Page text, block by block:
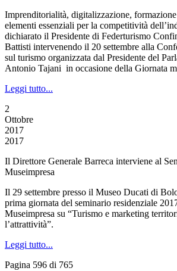
Imprenditorialità, digitalizzazione,
elementi essenziali per la competitività
dichiarato il Presidente di Federturismo
Battisti intervenendo il 20 settembre alla
sul turismo organizzata dal Presidente del
Antonio Tajani in occasione della Giornata
Leggi tutto...
2
Ottobre
2017
2017
Il Direttore Generale Barreca interviene al
Museimpresa
Il 29 settembre presso il Museo Ducati di
prima giornata del seminario residenziale
Museimpresa su “Turismo e marketing
l’attrattività”.
Leggi tutto...
Pagina 596 di 765